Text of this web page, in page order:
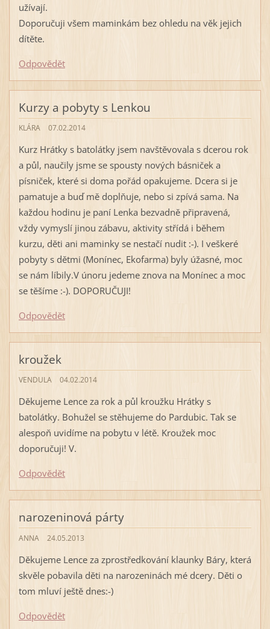
užívají.
Doporučuji všem maminkám bez ohledu na věk jejich
dítěte.
Odpovědět
Kurzy a pobyty s Lenkou
KLÁRA 07.02.2014
Kurz Hrátky s batolátky jsem navštěvovala s dcerou rok
a půl, naučily jsme se spousty nových básniček a
písniček, které si doma pořád opakujeme. Dcera si je
pamatuje a buď mě doplňuje, nebo si zpívá sama. Na
každou hodinu je paní Lenka bezvadně připravená,
vždy vymyslí jinou zábavu, aktivity střídá i během
kurzu, děti ani maminky se nestačí nudit :-). I veškeré
pobyty s dětmi (Monínec, Ekofarma) byly úžasné, moc
se nám líbily.V únoru jedeme znova na Monínec a moc
se těšíme :-). DOPORUČUJI!
Odpovědět
kroužek
VENDULA 04.02.2014
Děkujeme Lence za rok a půl kroužku Hrátky s
batolátky. Bohužel se stěhujeme do Pardubic. Tak se
alespoň uvidíme na pobytu v létě. Kroužek moc
doporučuji! V.
Odpovědět
narozeninová párty
ANNA 24.05.2013
Děkujeme Lence za zprostředkování klaunky Báry, která
skvěle pobavila děti na narozeninách mé dcery. Děti o
tom mluví ještě dnes:-)
Odpovědět